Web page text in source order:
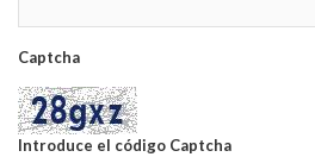
Captcha
Introduce el código Captcha